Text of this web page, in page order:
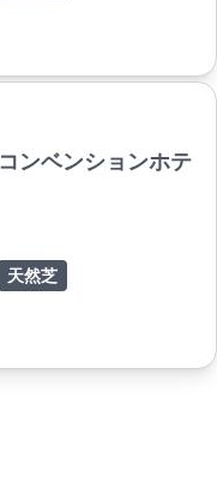
ンベンションホテ
天然芝